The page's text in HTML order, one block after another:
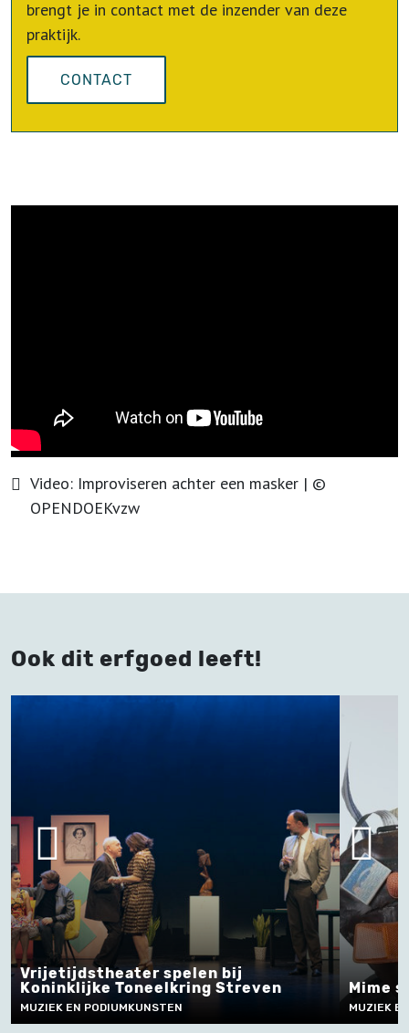
brengt je in contact met de inzender van deze
praktijk.
CONTACT
Video: Improviseren achter een masker | ©
OPENDOEKvzw
Ook dit erfgoed leeft!
Mime spelen
MUZIEK EN PODIUMKUNSTEN